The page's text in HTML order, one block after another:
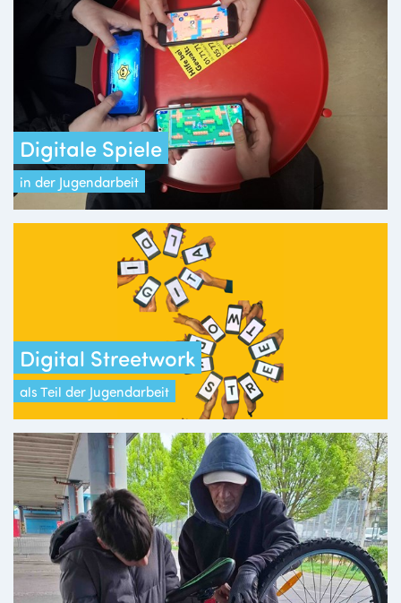
Digitale Spiele
in der Jugendarbeit
Digital Streetwork
als Teil der Jugendarbeit